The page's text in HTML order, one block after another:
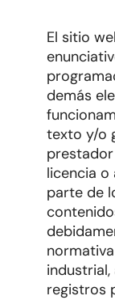
El sitio
demás
texto y/o
licencia o
parte de
registros